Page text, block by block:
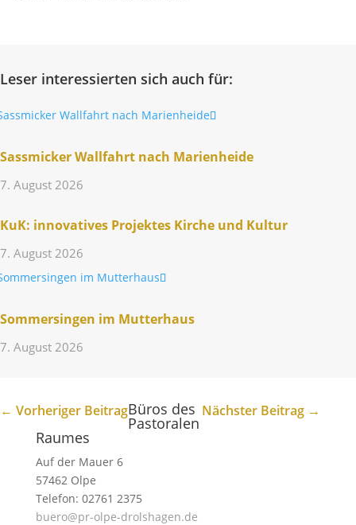
Leser interessierten sich auch für:
Sass­mi­cker Wall­fahrt nach Marienheide
7. August 2026
KuK: inno­va­tives Projektes Kirche und Kultur
7. August 2026
Sommer­singen im Mutterhaus
7. August 2026
← Vorheriger Beitrag Nächster Beitrag →
Büros des
Pastoralen
Raumes
Auf der Mauer 6
57462 Olpe
Telefon: 02761 2375
buero@pr-olpe-drolshagen.de